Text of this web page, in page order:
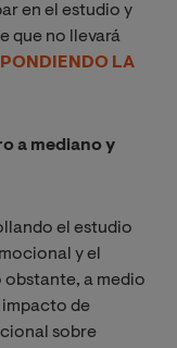
en el estudio y
que no llevará
LA
a mediano y
el estudio
y el
a medio
impacto de
sobre